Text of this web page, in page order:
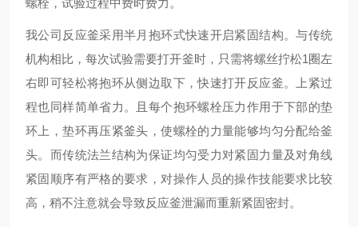
螺栓，试验过程中费时费力。
我公司反应釜采用半月抱环式快速开启紧固结构。与传统
机构相比，每次试验需要打开釜时，只需将螺丝拧松1圈左
右即可轻松将抱环从侧边取下，快速打开反应釜。上紧过
程也同样简单省力。且每个抱环螺栓压力作用于下部的垫
环上，垫环再压紧釜头，使螺栓的力量能够均匀分配给釜
头。而传统法兰结构为保证均匀受力对紧固力量及对角线
紧固顺序有严格的要求，对操作人员的操作技能要求比较
高，稍不注意就会导致反应釜泄漏而重新紧固密封。